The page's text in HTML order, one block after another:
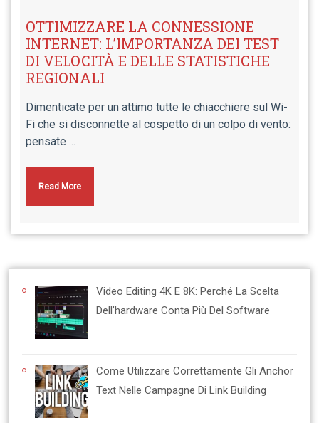
OTTIMIZZARE LA CONNESSIONE
INTERNET: L’IMPORTANZA DEI TEST
DI VELOCITÀ E DELLE STATISTICHE
REGIONALI
Dimenticate per un attimo tutte le chiacchiere sul Wi-
Fi che si disconnette al cospetto di un colpo di vento:
pensate ...
Read More
Video Editing 4K E 8K: Perché La Scelta
Dell’hardware Conta Più Del Software
Come Utilizzare Correttamente Gli Anchor
Text Nelle Campagne Di Link Building